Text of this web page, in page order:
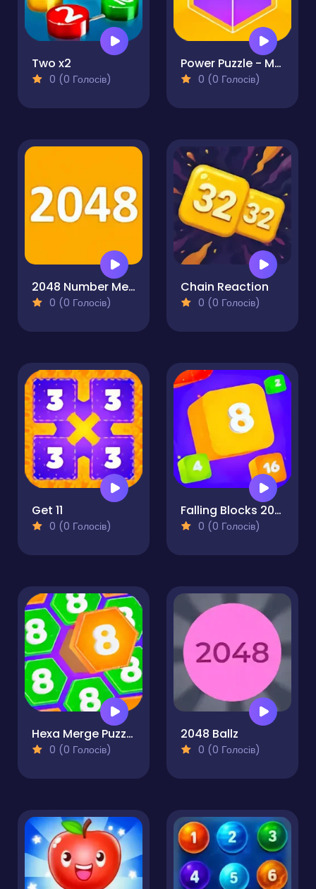
Two x2
0 (0 Голосів)
Power Puzzle - Merge Numbers
0 (0 Голосів)
2048 Number Merge
0 (0 Голосів)
Chain Reaction
0 (0 Голосів)
Get 11
0 (0 Голосів)
Falling Blocks 2048 - 2D
0 (0 Голосів)
Hexa Merge Puzzle
0 (0 Голосів)
2048 Ballz
0 (0 Голосів)